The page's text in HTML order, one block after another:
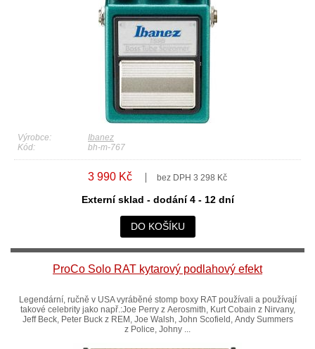
Výrobce:
Ibanez
Kód:
bh-m-767
3 990 Kč bez DPH 3 298 Kč
Externí sklad - dodání 4 - 12 dní
DO KOŠÍKU
ProCo Solo RAT kytarový podlahový efekt
Legendární, ručně v USA vyráběné stomp boxy RAT používali a používají
takové celebrity jako např.:Joe Perry z Aerosmith, Kurt Cobain z Nirvany,
Jeff Beck, Peter Buck z REM, Joe Walsh, John Scofield, Andy Summers
z Police, Johny ...